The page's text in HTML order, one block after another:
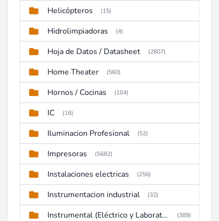
Helicópteros (15)
Hidrolimpiadoras (4)
Hoja de Datos / Datasheet (2807)
Home Theater (560)
Hornos / Cocinas (104)
IC (16)
Iluminacion Profesional (52)
Impresoras (5682)
Instalaciones electricas (256)
Instrumentacion industrial (32)
Instrumental (Eléctrico y Laboratorio) (389)